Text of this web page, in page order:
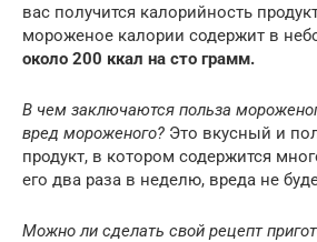
вас получится калорийность
мороженое калории содержит в
около 200 ккал на сто грамм.
В чем заключаются польза
вред мороженого? Это вкусный и
продукт, в котором содержится
его два раза в неделю, вреда не
Можно ли сделать свой рецепт